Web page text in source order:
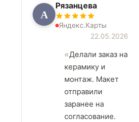
А
Рязанцева
Яндекс.Карты
22.05.2026
Делали заказ на
керамику и
монтаж. Макет
отправили
заранее на
согласование.